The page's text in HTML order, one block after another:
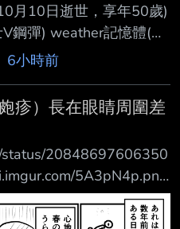
月10日逝世，享年50歲)
鋼彈) weather記憶體(假
忍者) 折原征也，主任
色的迷宮) 黑豹逹奧、草
仙石綾芽(灰色：幻影
利亞·立赫班(噬血狂襲)
雷·奧地西亞(精靈使的劍
七姐妹) 澤村·史賓瑟·英梨
)
6小時前
疹）長在眼睛周圍差
status/20848697606350
5A3pN4p.png
。 在舒適的春日陽光下
一種前所未有的「違和